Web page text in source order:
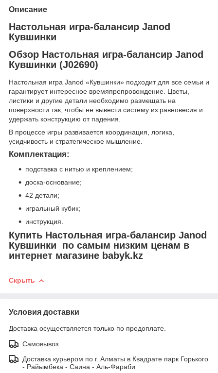
Описание
Настольная игра-балансир Janod
Кувшинки
Обзор Настольная игра-балансир Janod
Кувшинки (J02690)
Настольная игра Janod «Кувшинки» подходит для все семьи и
гарантирует интересное времяпрепровождение. Цветы,
листики и другие детали необходимо размещать на
поверхности так, чтобы не вывести систему из равновесия и
удержать конструкцию от падения.
В процессе игры развивается координация, логика,
усидчивость и стратегическое мышление.
Комплектация:
подставка с нитью и креплением;
доска-основание;
42 детали;
игральный кубик;
инструкция.
Купить Настольная игра-балансир Janod
Кувшинки по самым низким ценам в
интернет магазине babyk.kz
Скрыть
Условия доставки
Доставка осуществляется только по предоплате.
Самовывоз
Доставка курьером по г. Алматы в Квадрате парк Горького
- Райымбека - Саина - Аль-Фараби